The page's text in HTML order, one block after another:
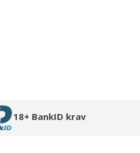
18+ BankID krav